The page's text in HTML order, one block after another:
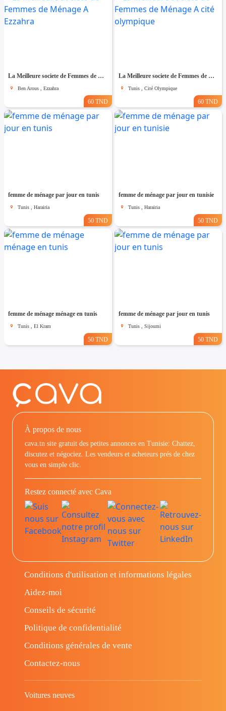
La Meilleure societe de Femmes de Ménage A Ezzahra
Ben Arous , Ezzahra
60 TND
La Meilleure societe de Femmes de Ménage A cité olympique
Tunis , Cité Olympique
60 TND
femme de ménage par jour en tunis
Tunis , Harairia
50 TND
femme de ménage par jour en tunisie
Tunis , Harairia
50 TND
femme de ménage ménage en tunis
Tunis , El Kram
50 TND
femme de ménage par jour en tunis
Tunis , Sijoumi
50 TND
À propos de nous
cava.tn site gratuit des petites annonces en Tunisie: Chattez,
discutez et négociez. Les vendeurs et acheteurs prés de chez
vous en simple clic.
Restez connecté avec Cava
Conditions d'utilisation et informations légales
Aidez-moi
Conseils de sécurité
Politique de confidentialité
Conditions générales de vente
Contactez-nous
Voitures neuves